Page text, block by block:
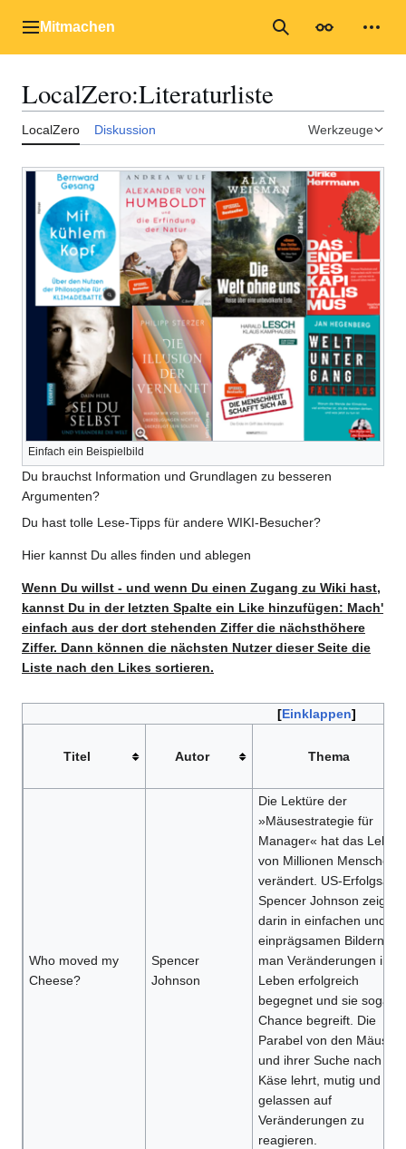
Inhalt
Hauptmenü
Mitmachen Suche
LocalZero:Literaturliste
LocalZero Diskussion Werkzeuge
Einfach ein Beispielbild
Du brauchst Information und Grundlagen zu besseren
Argumenten?
Du hast tolle Lese-Tipps für andere WIKI-Besucher?
Hier kannst Du alles finden und ablegen
Wenn Du willst - und wenn Du einen Zugang zu Wiki hast,
kannst Du in der letzten Spalte ein Like hinzufügen: Mach'
einfach aus der dort stehenden Ziffer die nächsthöhere
Ziffer. Dann können die nächsten Nutzer dieser Seite die
Liste nach den Likes sortieren.
Einklappen
Titel Autor Thema
Who moved my
Cheese?
Spencer
Johnson
Die Lektüre der
»Mäusestrategie für
Manager« hat das Leben
von Millionen Menschen
verändert. US-
Spencer Johnson zeigt
darin in einfachen und
einprägsamen Bildern,
man Veränderungen im
Leben erfolgreich
begegnet und sie sogar
Chance begreift. Die
Parabel von den Mäusen
und ihrer Suche nach
Käse lehrt, mutig und
gelassen auf
Veränderungen zu
reagieren.